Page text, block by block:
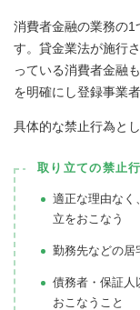
消費者金融の業務の1
す。貸金業法が施行
っている消費者金融
を明確にし登録事業
具体的な禁止行為と
取り立ての禁止
適正な理由なく
立をおこなう
勤務先などの居
債務者・保証人
おこなうこと